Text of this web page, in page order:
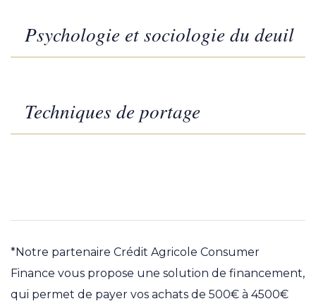
Psychologie et sociologie du deuil
Techniques de portage
Conditions du
*Notre partenaire Crédit Agricole Consumer
Finance vous propose une solution de financement,
qui permet de payer vos achats de 500€ à 4500€